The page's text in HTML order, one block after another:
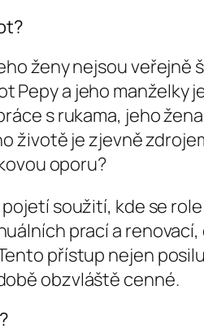
ženy nejsou veřejně
Pepy a jeho manželky
s rukama, jeho
životě je zjevně
oporu?
soužití, kde se
prací a
přístup nejen
obzvláště cenné.